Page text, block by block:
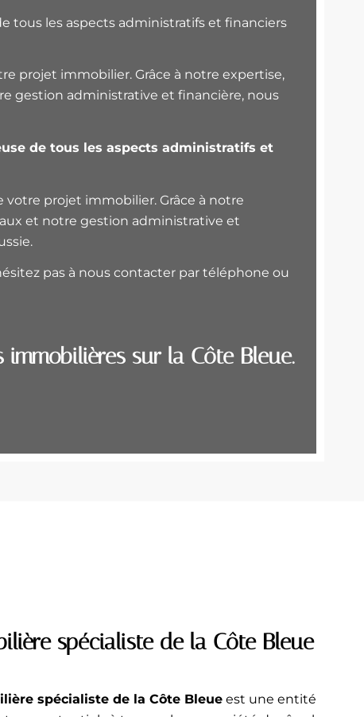
tous les aspects administratifs et financiers
projet immobilier. Grâce à notre expertise,
gestion administrative et financière, nous
de tous les aspects administratifs et
projet immobilier. Grâce à notre
et notre gestion administrative et
pas à nous contacter par téléphone ou
sur la Côte Bleue.
spécialiste de la Côte Bleue
spécialiste de la Côte Bleue est une entité